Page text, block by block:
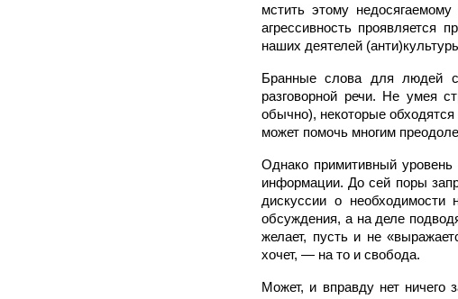
мстить этому
агрессивность проявляется
наших деятелей
Бранные слова для людей
разговорной речи. Не умея
обычно), некоторые
может помочь многим
Однако примитивный
информации. До сей поры
дискуссии о необходимости
обсуждения, а на деле
желает, пусть и не
хочет, — на то и свобода.
Может, и вправду нет ничего